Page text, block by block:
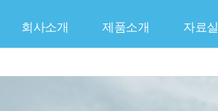
회사소개 제품소개 자료실
회사개요 CEO 인사말 연혁 채용안내
신제품 조달청 등록제품
기술자료
납품실적
품질보증 System 온라인문의